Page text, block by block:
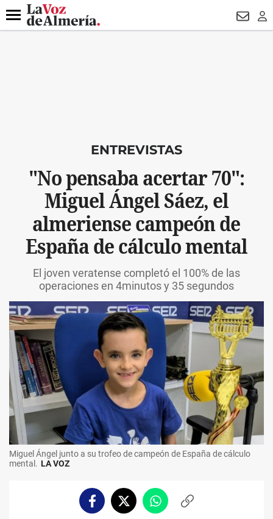
DESTACADO
Menú
ENTREVISTAS
"No pensaba acertar 70":
Miguel Ángel Sáez, el
almeriense campeón de
España de cálculo mental
El joven veratense completó el 100% de las
operaciones en 4minutos y 35 segundos
Miguel Ángel junto a su trofeo de campeón de España de cálculo
mental. LA VOZ
FacebookTwitterWhatsappCopiar